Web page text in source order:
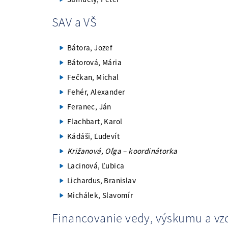
SAV a VŠ
Bátora, Jozef
Bátorová, Mária
Fečkan, Michal
Fehér, Alexander
Feranec, Ján
Flachbart, Karol
Kádáši, Ľudevít
Križanová, Oľga – koordinátorka
Lacinová, Ľubica
Lichardus, Branislav
Michálek, Slavomír
Financovanie vedy, výskumu a